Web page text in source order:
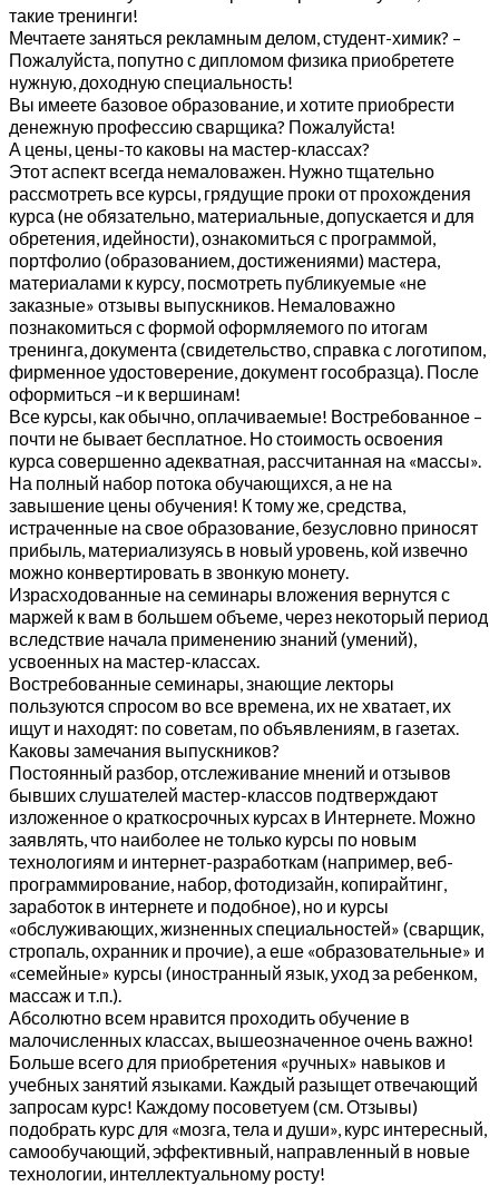
такие тренинги!
Мечтаете заняться рекламным делом, студент-химик? –
Пожалуйста, попутно с дипломом физика приобретете
нужную, доходную специальность!
Вы имеете базовое образование, и хотите приобрести
денежную профессию сварщика? Пожалуйста!
А цены, цены-то каковы на мастер-классах?
Этот аспект всегда немаловажен. Нужно тщательно
рассмотреть все курсы, грядущие проки от прохождения
курса (не обязательно, материальные, допускается и для
обретения, идейности), ознакомиться с программой,
портфолио (образованием, достижениями) мастера,
материалами к курсу, посмотреть публикуемые «не
заказные» отзывы выпускников. Немаловажно
познакомиться с формой оформляемого по итогам
тренинга, документа (свидетельство, справка с логотипом,
фирменное удостоверение, документ гособразца). После
оформиться –и к вершинам!
Все курсы, как обычно, оплачиваемые! Востребованное –
почти не бывает бесплатное. Но стоимость освоения
курса совершенно адекватная, рассчитанная на «массы».
На полный набор потока обучающихся, а не на
завышение цены обучения! К тому же, средства,
истраченные на свое образование, безусловно приносят
прибыль, материализуясь в новый уровень, кой извечно
можно конвертировать в звонкую монету.
Израсходованные на семинары вложения вернутся с
маржей к вам в большем объеме, через некоторый период
вследствие начала применению знаний (умений),
усвоенных на мастер-классах.
Востребованные семинары, знающие лекторы
пользуются спросом во все времена, их не хватает, их
ищут и находят: по советам, по объявлениям, в газетах.
Каковы замечания выпускников?
Постоянный разбор, отслеживание мнений и отзывов
бывших слушателей мастер-классов подтверждают
изложенное о краткосрочных курсах в Интернете. Можно
заявлять, что наиболее не только курсы по новым
технологиям и интернет-разработкам (например, веб-
программирование, набор, фотодизайн, копирайтинг,
заработок в интернете и подобное), но и курсы
«обслуживающих, жизненных специальностей» (сварщик,
стропаль, охранник и прочие), а еше «образовательные» и
«семейные» курсы (иностранный язык, уход за ребенком,
массаж и т.п.).
Абсолютно всем нравится проходить обучение в
малочисленных классах, вышеозначенное очень важно!
Больше всего для приобретения «ручных» навыков и
учебных занятий языками. Каждый разыщет отвечающий
запросам курс! Каждому посоветуем (см. Отзывы)
подобрать курс для «мозга, тела и души», курс интересный,
самообучающий, эффективный, направленный в новые
технологии, интеллектуальному росту!